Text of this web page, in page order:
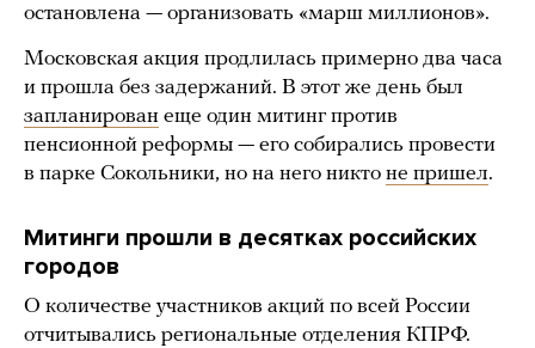
остановлена — организовать «марш миллионов».
Московская акция продлилась примерно два часа
и прошла без задержаний. В этот же день был
запланирован еще один митинг против
пенсионной реформы — его собирались провести
в парке Сокольники, но на него никто не пришел.
Митинги прошли в десятках российских
городов
О количестве участников акций по всей России
отчитывались региональные отделения КПРФ.